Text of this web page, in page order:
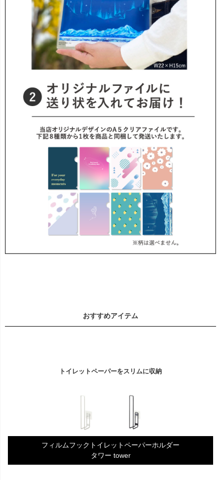
おすすめアイテム
トイレットペーパーをスリムに収納
フィルムフックトイレットペーパーホルダー
タワー tower